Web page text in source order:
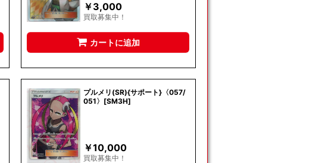
￥3,000
買取募集中！
カートに追加
プルメリ(SR){サポート}〈057/
051〉[SM3H]
￥10,000
買取募集中！